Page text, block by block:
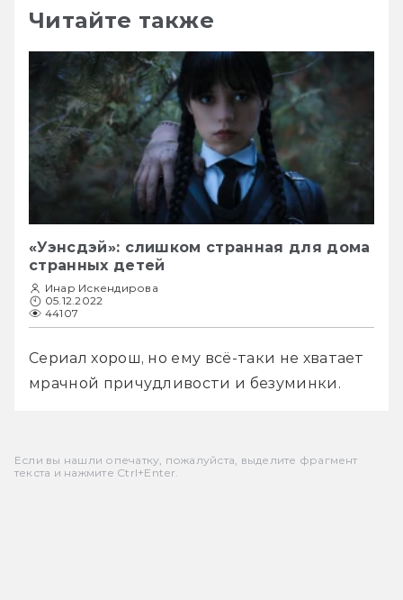
Читайте также
«Уэнсдэй»: слишком странная для дома
странных детей
Инар Искендирова
05.12.2022
44107
Сериал хорош, но ему всё-таки не хватает
мрачной причудливости и безуминки.
Если вы нашли опечатку, пожалуйста, выделите фрагмент
текста и нажмите Ctrl+Enter.